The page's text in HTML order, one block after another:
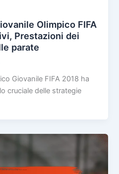
Olimpico FIFA
Prestazioni dei
parate
Giovanile FIFA 2018 ha
cruciale delle strategie